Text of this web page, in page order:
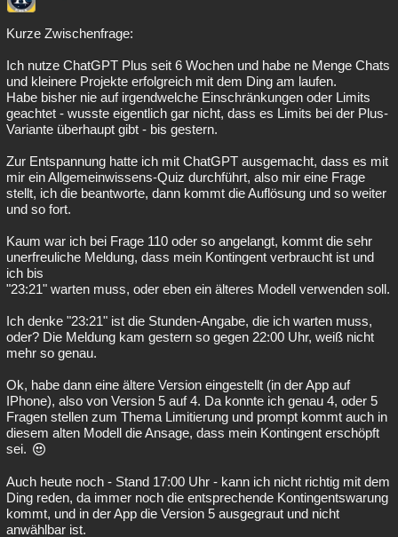
Kurze Zwischenfrage:
Ich nutze ChatGPT Plus seit 6 Wochen und habe ne Menge Chats
und kleinere Projekte erfolgreich mit dem Ding am laufen.
Habe bisher nie auf irgendwelche Einschränkungen oder Limits
geachtet - wusste eigentlich gar nicht, dass es Limits bei der Plus-
Variante überhaupt gibt - bis gestern.
Zur Entspannung hatte ich mit ChatGPT ausgemacht, dass es mit
mir ein Allgemeinwissens-Quiz durchführt, also mir eine Frage
stellt, ich die beantworte, dann kommt die Auflösung und so weiter
und so fort.
Kaum war ich bei Frage 110 oder so angelangt, kommt die sehr
unerfreuliche Meldung, dass mein Kontingent verbraucht ist und
ich bis
"23:21" warten muss, oder eben ein älteres Modell verwenden soll.
Ich denke "23:21" ist die Stunden-Angabe, die ich warten muss,
oder? Die Meldung kam gestern so gegen 22:00 Uhr, weiß nicht
mehr so genau.
Ok, habe dann eine ältere Version eingestellt (in der App auf
IPhone), also von Version 5 auf 4. Da konnte ich genau 4, oder 5
Fragen stellen zum Thema Limitierung und prompt kommt auch in
diesem alten Modell die Ansage, dass mein Kontingent erschöpft
sei.
Auch heute noch - Stand 17:00 Uhr - kann ich nicht richtig mit dem
Ding reden, da immer noch die entsprechende Kontingentswarung
kommt, und in der App die Version 5 ausgegraut und nicht
anwählbar ist.